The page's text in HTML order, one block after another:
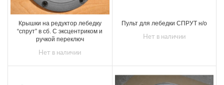
Крышки на редуктор лебедку
“спрут” в сб. С эксцентриком и
ручкой переключ
Нет в наличии
Пульт для лебедки СПРУТ н/о
Нет в наличии